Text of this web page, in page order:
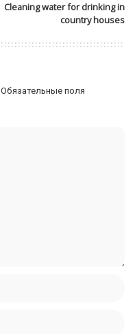
Cleaning water for drinking in
country houses
Обязательные поля